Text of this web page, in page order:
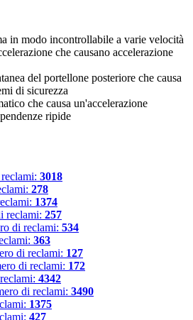
in modo incontrollabile a varie velocità
che causano accelerazione
del portellone posteriore che causa
di sicurezza
che causa un'accelerazione
ripide
3018
278
1374
reclami: 257
di reclami: 534
363
di reclami: 127
di reclami: 172
4342
di reclami: 3490
1375
427